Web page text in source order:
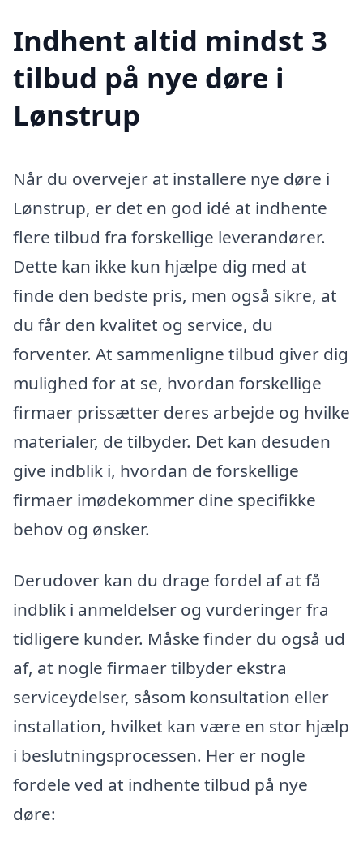
Indhent altid mindst 3
tilbud på nye døre i
Lønstrup
Når du overvejer at installere nye døre i
Lønstrup, er det en god idé at indhente
flere tilbud fra forskellige leverandører.
Dette kan ikke kun hjælpe dig med at
finde den bedste pris, men også sikre, at
du får den kvalitet og service, du
forventer. At sammenligne tilbud giver dig
mulighed for at se, hvordan forskellige
firmaer prissætter deres arbejde og hvilke
materialer, de tilbyder. Det kan desuden
give indblik i, hvordan de forskellige
firmaer imødekommer dine specifikke
behov og ønsker.
Derudover kan du drage fordel af at få
indblik i anmeldelser og vurderinger fra
tidligere kunder. Måske finder du også ud
af, at nogle firmaer tilbyder ekstra
serviceydelser, såsom konsultation eller
installation, hvilket kan være en stor hjælp
i beslutningsprocessen. Her er nogle
fordele ved at indhente tilbud på nye
døre: